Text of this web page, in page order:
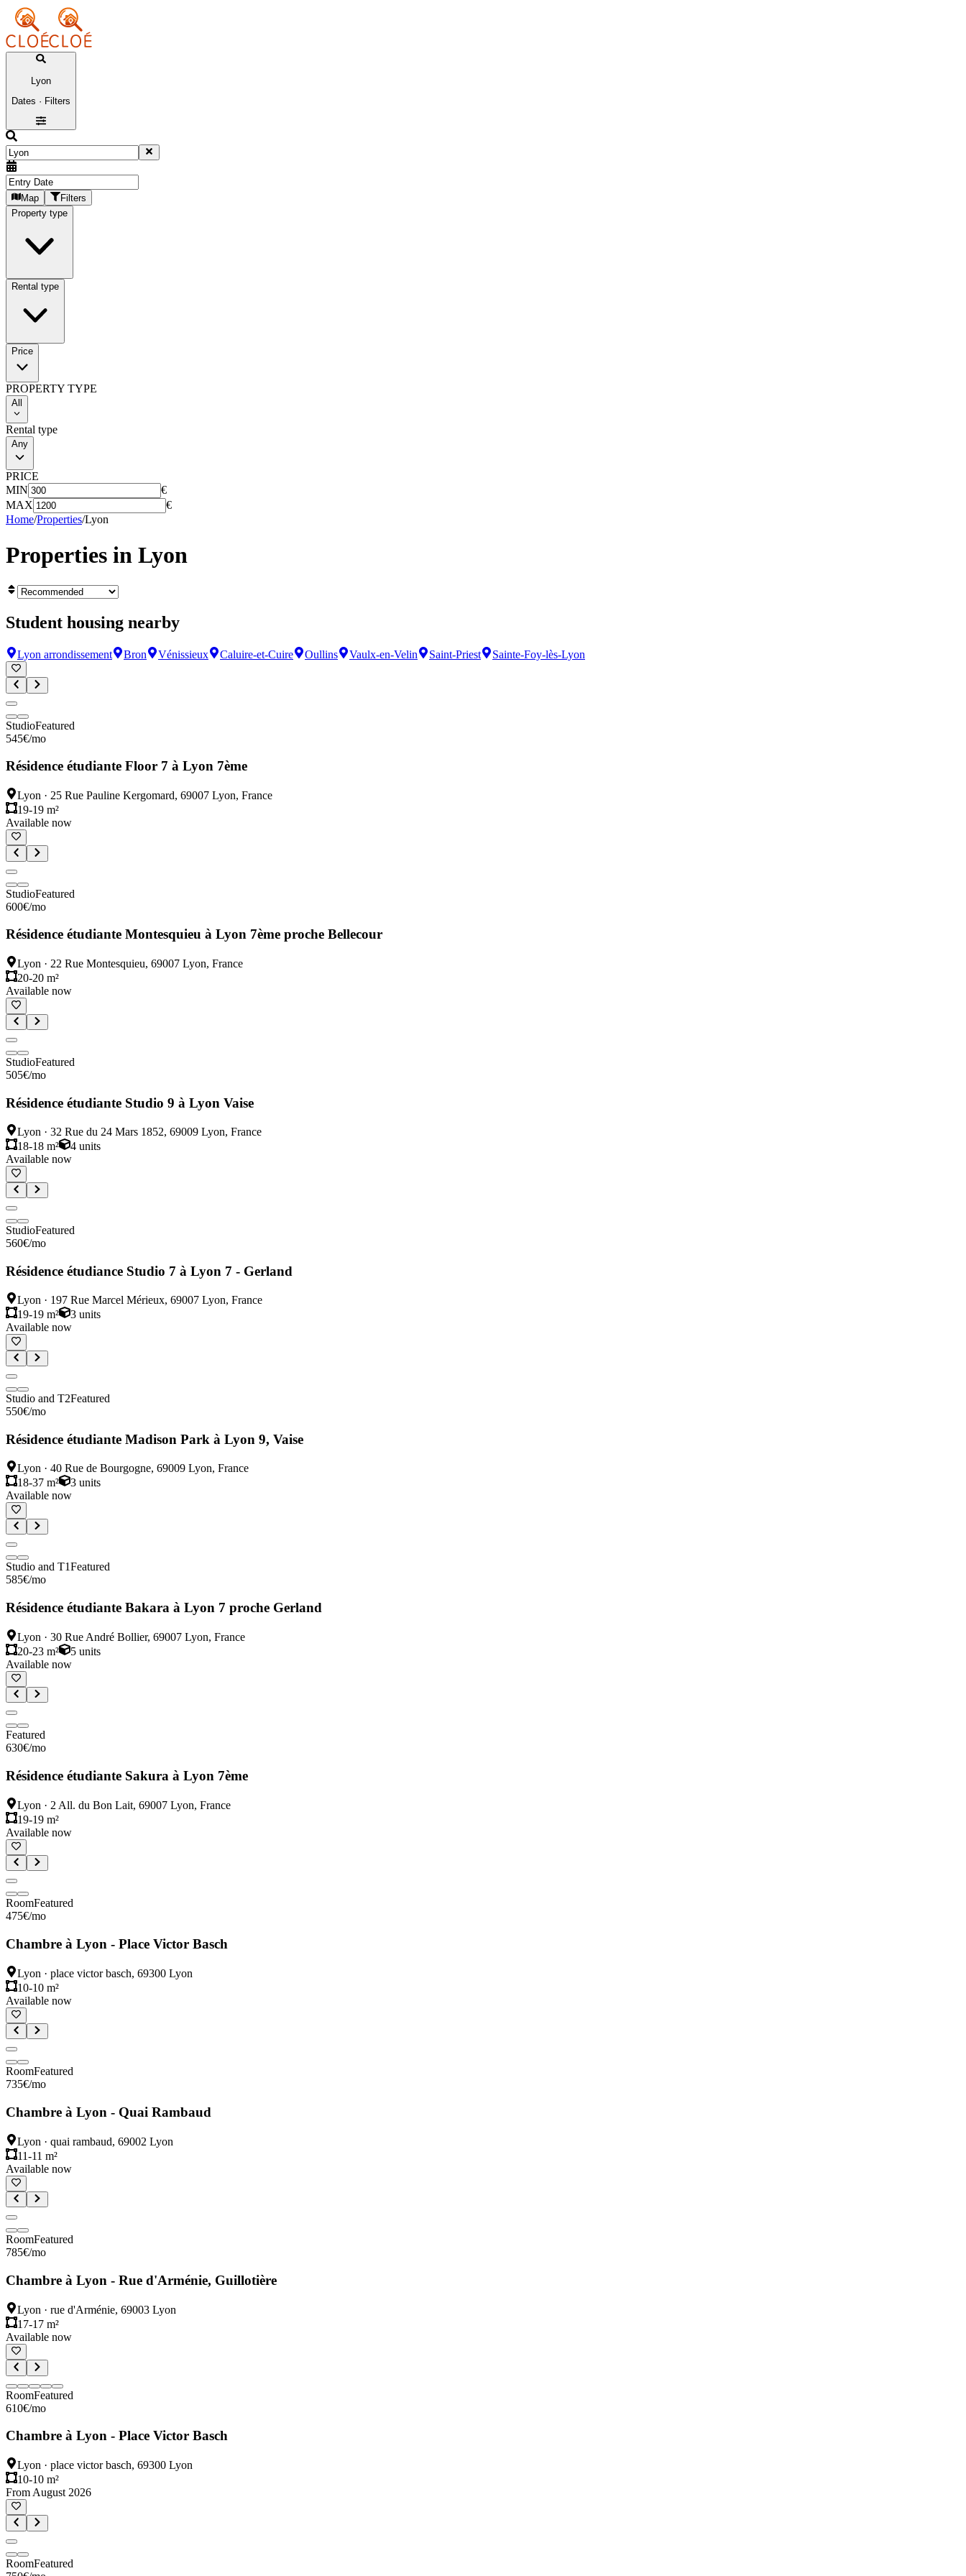
Lyon
Dates · Filters
Map
Filters
Property type
Rental type
Price
PROPERTY TYPE
All
Rental type
Any
PRICE
MIN
€
MAX
€
Home/Properties/Lyon
Properties in Lyon
Student housing nearby
Lyon arrondissement Bron Vénissieux Caluire-et-Cuire Oullins Vaulx-en-Velin Saint-Priest Sainte-Foy-lès-Lyon
StudioFeatured
545€/mo
Résidence étudiante Floor 7 à Lyon 7ème
Lyon · 25 Rue Pauline Kergomard, 69007 Lyon, France
19-19 m²
Available now
StudioFeatured
600€/mo
Résidence étudiante Montesquieu à Lyon 7ème proche Bellecour
Lyon · 22 Rue Montesquieu, 69007 Lyon, France
20-20 m²
Available now
StudioFeatured
505€/mo
Résidence étudiante Studio 9 à Lyon Vaise
Lyon · 32 Rue du 24 Mars 1852, 69009 Lyon, France
18-18 m²
4 units
Available now
StudioFeatured
560€/mo
Résidence étudiance Studio 7 à Lyon 7 - Gerland
Lyon · 197 Rue Marcel Mérieux, 69007 Lyon, France
19-19 m²
3 units
Available now
Studio and T2Featured
550€/mo
Résidence étudiante Madison Park à Lyon 9, Vaise
Lyon · 40 Rue de Bourgogne, 69009 Lyon, France
18-37 m²
3 units
Available now
Studio and T1Featured
585€/mo
Résidence étudiante Bakara à Lyon 7 proche Gerland
Lyon · 30 Rue André Bollier, 69007 Lyon, France
20-23 m²
5 units
Available now
Featured
630€/mo
Résidence étudiante Sakura à Lyon 7ème
Lyon · 2 All. du Bon Lait, 69007 Lyon, France
19-19 m²
Available now
RoomFeatured
475€/mo
Chambre à Lyon - Place Victor Basch
Lyon · place victor basch, 69300 Lyon
10-10 m²
Available now
RoomFeatured
735€/mo
Chambre à Lyon - Quai Rambaud
Lyon · quai rambaud, 69002 Lyon
11-11 m²
Available now
RoomFeatured
785€/mo
Chambre à Lyon - Rue d'Arménie, Guillotière
Lyon · rue d'Arménie, 69003 Lyon
17-17 m²
Available now
RoomFeatured
610€/mo
Chambre à Lyon - Place Victor Basch
Lyon · place victor basch, 69300 Lyon
10-10 m²
From August 2026
RoomFeatured